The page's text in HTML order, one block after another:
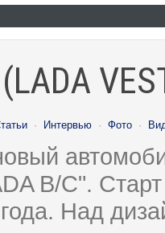
· Интервью · Фото ·
B/C".
Над